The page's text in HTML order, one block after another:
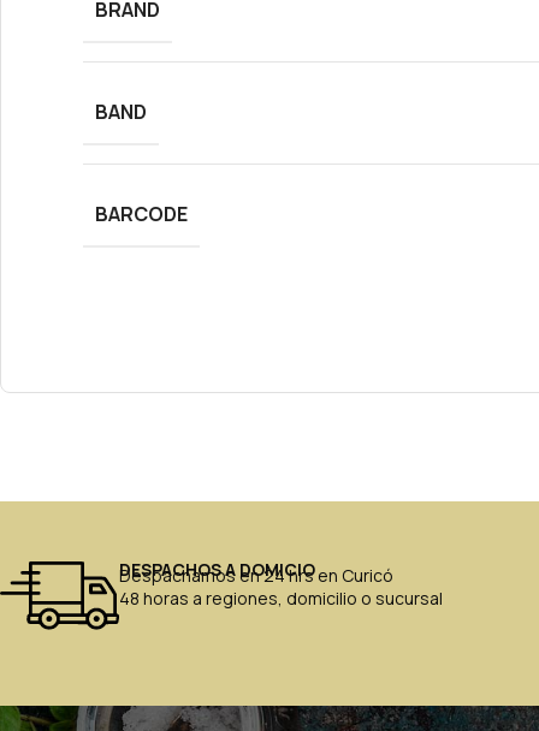
BRAND
BAND
BARCODE
DESPACHOS A DOMICIO
Despachamos en 24 hrs en Curicó
48 horas a regiones, domicilio o sucursal